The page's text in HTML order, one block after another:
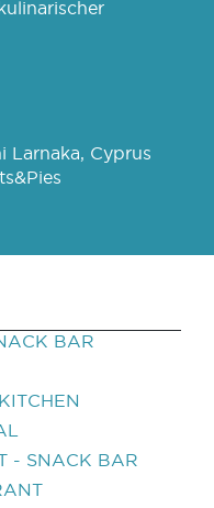
Larnaka, Cyprus
BAR
- SNACK BAR